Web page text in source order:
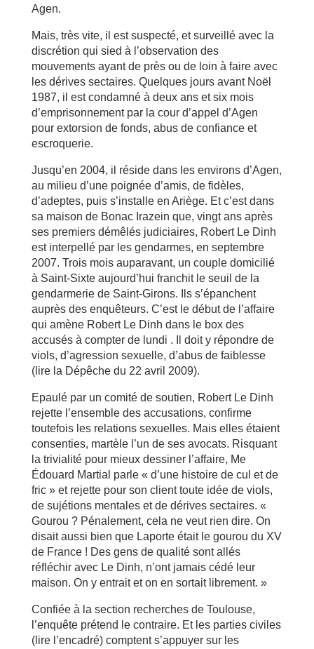
Agen.
Mais, très vite, il est suspecté, et surveillé avec la
discrétion qui sied à l’observation des
mouvements ayant de près ou de loin à faire avec
les dérives sectaires. Quelques jours avant Noël
1987, il est condamné à deux ans et six mois
d’emprisonnement par la cour d’appel d’Agen
pour extorsion de fonds, abus de confiance et
escroquerie.
Jusqu’en 2004, il réside dans les environs d’Agen,
au milieu d’une poignée d’amis, de fidèles,
d’adeptes, puis s’installe en Ariège. Et c’est dans
sa maison de Bonac Irazein que, vingt ans après
ses premiers démêlés judiciaires, Robert Le Dinh
est interpellé par les gendarmes, en septembre
2007. Trois mois auparavant, un couple domicilié
à Saint-Sixte aujourd’hui franchit le seuil de la
gendarmerie de Saint-Girons. Ils s’épanchent
auprès des enquêteurs. C’est le début de l’affaire
qui amène Robert Le Dinh dans le box des
accusés à compter de lundi . Il doit y répondre de
viols, d’agression sexuelle, d’abus de faiblesse
(lire la Dépêche du 22 avril 2009).
Epaulé par un comité de soutien, Robert Le Dinh
rejette l’ensemble des accusations, confirme
toutefois les relations sexuelles. Mais elles étaient
consenties, martèle l’un de ses avocats. Risquant
la trivialité pour mieux dessiner l’affaire, Me
Édouard Martial parle « d’une histoire de cul et de
fric » et rejette pour son client toute idée de viols,
de sujétions mentales et de dérives sectaires. «
Gourou ? Pénalement, cela ne veut rien dire. On
disait aussi bien que Laporte était le gourou du XV
de France ! Des gens de qualité sont allés
réfléchir avec Le Dinh, n’ont jamais cédé leur
maison. On y entrait et on en sortait librement. »
Confiée à la section recherches de Toulouse,
l’enquête prétend le contraire. Et les parties civiles
(lire l’encadré) comptent s’appuyer sur les